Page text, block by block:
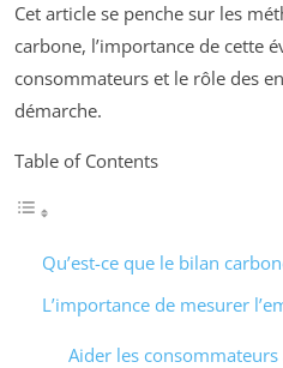
Cet article se penche sur les
carbone, l’importance de cette
consommateurs et le rôle des
démarche.
Table of Contents
Qu’est-ce que le bilan
L’importance de mesurer
Aider les